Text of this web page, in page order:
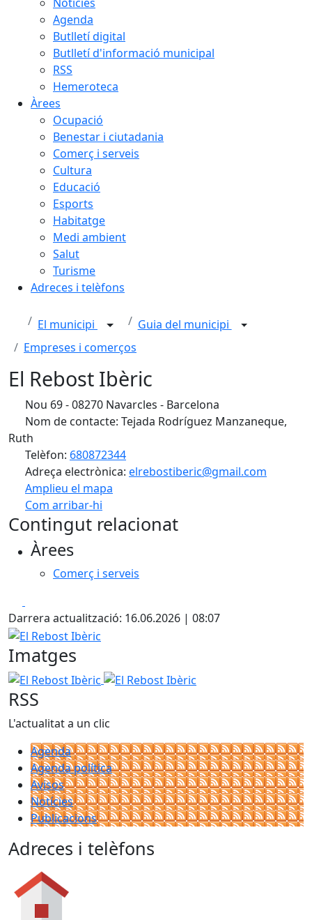
Agenda
Butlletí digital
Butlletí d'informació municipal
RSS
Hemeroteca
Àrees
Ocupació
Benestar i ciutadania
Comerç i serveis
Cultura
Educació
Esports
Habitatge
Medi ambient
Salut
Turisme
Adreces i telèfons
El municipi
Guia del municipi
Empreses i comerços
El Rebost Ibèric
Nou 69 - 08270 Navarcles - Barcelona
Nom de contacte: Tejada Rodríguez Manzaneque,
Ruth
Telèfon: 680872344
Adreça electrònica: elrebostiberic@gmail.com
Amplieu el mapa
Com arribar-hi
+
−
Contingut relacionat
Àrees
Comerç i serveis
Darrera actualització: 16.06.2026 | 08:07
El Rebost Ibèric
Imatges
El Rebost Ibèric El Rebost Ibèric
RSS
L'actualitat a un clic
Agenda
Agenda política
Avisos
Notícies
Publicacions
Adreces i telèfons